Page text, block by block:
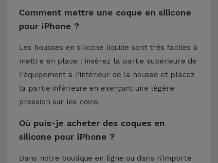
Comment mettre une coque en silicone
pour iPhone ?
Les housses en silicone liquide sont très faciles à
mettre en place : insérez la partie supérieure de
l'équipement à l'intérieur de la housse et placez
la partie inférieure en exerçant une légère
pression sur les coins.
Où puis-je acheter des coques en
silicone pour iPhone ?
Dans notre boutique en ligne ou dans n'importe